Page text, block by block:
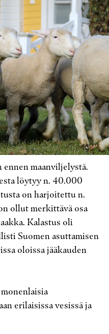
maanviljelystä.
löytyy n. 40.000
on harjoitettu n.
ollut merkittävä osa
Kalastus oli
Suomen asuttamisen
oloissa jääkauden
erilaisissa vesissä ja